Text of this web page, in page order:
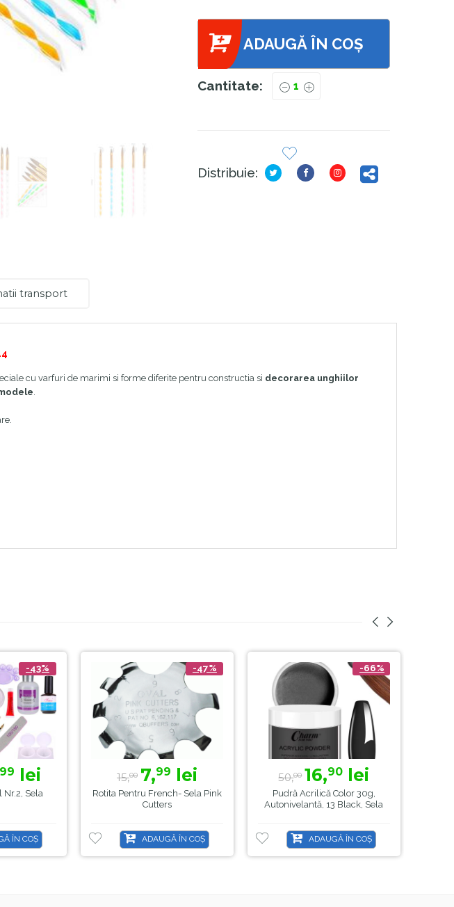
ADAUGĂ ÎN COȘ
Cantitate:
Distribuie:
transport
cu varfuri de marimi si forme diferite pentru constructia si decorarea unghiilor
.
-43%
99 lei
Sela
ÎN COȘ
-47%
15,00 7,99 lei
Rotita Pentru French- Sela Pink
Cutters
ADAUGĂ ÎN COȘ
-66%
50,00 16,90 lei
Pudră Acrilică Color 30g,
Autonivelantă, 13 Black, Sela
ADAUGĂ ÎN COȘ